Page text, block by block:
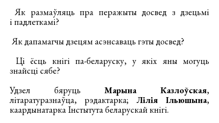
Як размаўляць пра перажыты досвед з дзецьмі
і падлеткамі?
Як дапамагчы дзецям асэнсаваць гэты досвед?
Ці ёсць кнігі па-беларуску, у якіх яны могуць
знайсці сябе?
Удзел бяруць Марына Казлоўская,
літаратуразнаўца, рэдактарка; Лілія Ільюшына,
каардынатарка Інстытута беларускай кнігі.